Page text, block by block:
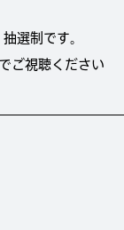
選制です。
ご視聴ください